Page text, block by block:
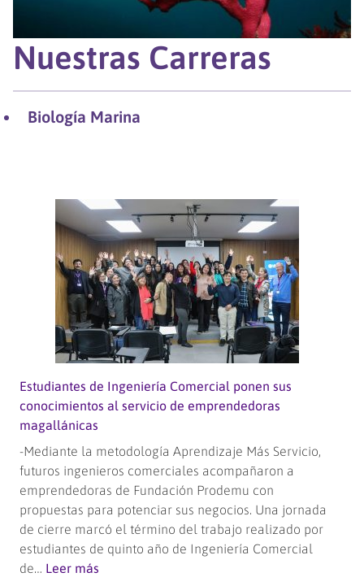
Nuestras Carreras
Biología Marina
Estudiantes de Ingeniería Comercial ponen sus
conocimientos al servicio de emprendedoras
magallánicas
-Mediante la metodología Aprendizaje Más Servicio,
futuros ingenieros comerciales acompañaron a
emprendedoras de Fundación Prodemu con
propuestas para potenciar sus negocios. Una jornada
de cierre marcó el término del trabajo realizado por
estudiantes de quinto año de Ingeniería Comercial
de… Leer más